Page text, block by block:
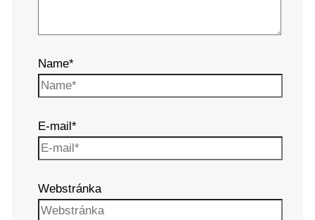
Name*
E-mail*
Webstránka